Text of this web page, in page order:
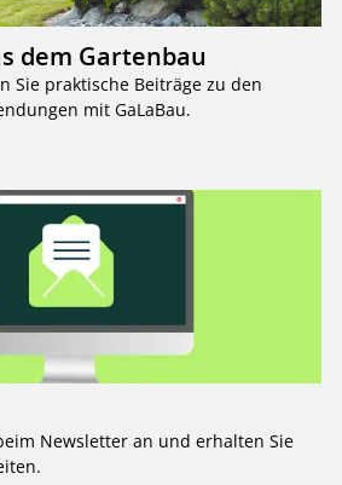
dem Gartenbau
Sie praktische Beiträge zu den
mit GaLaBau.
Newsletter an und erhalten Sie